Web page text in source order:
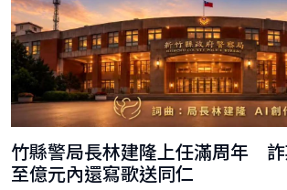
竹縣警局長林建隆上任滿周年
至億元內還寫歌送同仁